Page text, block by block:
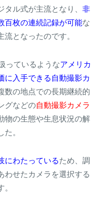
タル式が主流となり、 非
百枚の連続記録が可能な
となったのです。
っているようなアメリカ
に入手できる自動撮影カ
数の地点での長期継続的
グなどの自動撮影カメラ
物の生態や生息状況の解
。
にわたっているため、調
わせたカメラを選択する